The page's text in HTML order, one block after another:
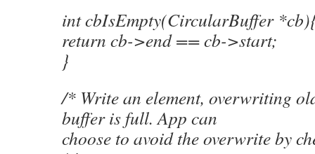
int cbIsEmpty(CircularBuffer
return cb->end == cb->start;
}
/* Write an element, overwriting
buffer is full. App can
choose to avoid the overwrite by